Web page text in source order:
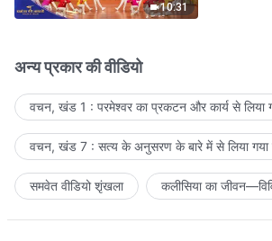
10:31
अन्य प्रकार की वीडियो
वचन, खंड 1 : परमेश्वर का प्रकटन और कार्य से लिया
वचन, खंड 7 : सत्य के अनुसरण के बारे में से लिया गया
समवेत वीडियो शृंखला कलीसिया का